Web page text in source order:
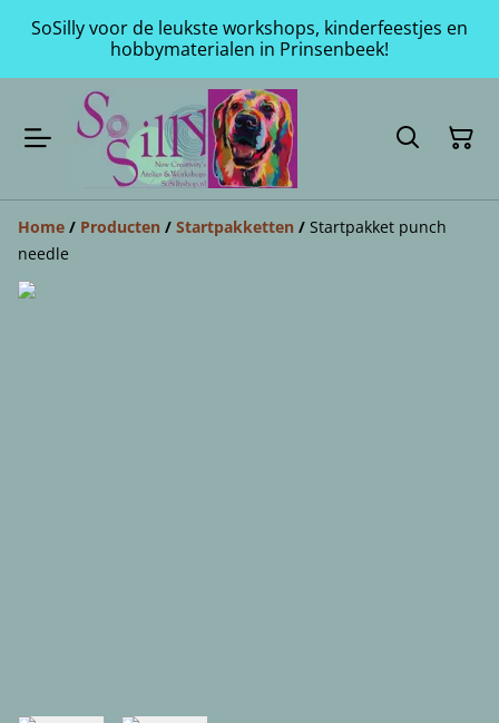
SoSilly voor de leukste workshops, kinderfeestjes en
hobbymaterialen in Prinsenbeek!
Home / Producten / Startpakketten / Startpakket punch
needle